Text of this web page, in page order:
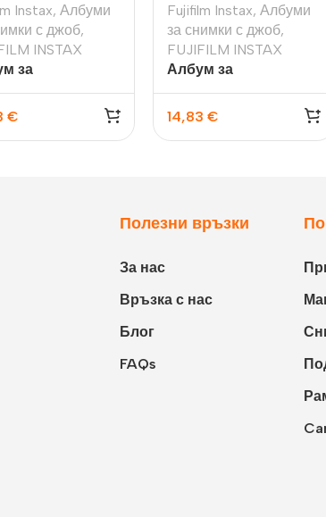
Instax, Албуми
с джоб,
INSTAX
за
Instax Mini 12
Lilac Purple
€
Fujifilm Instax, Албуми
за снимки с джоб,
FUJIFILM INSTAX
Албум за
Fujifilm Instax Mini 12
Laporta, Mint Green
14,83 €
Полезни връзки
За нас
Връзка с нас
Блог
FAQs